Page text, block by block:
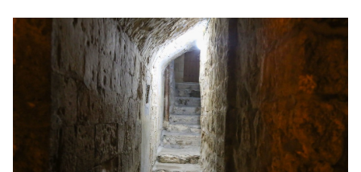
27. В общем, Иерусалиму без толп туристов